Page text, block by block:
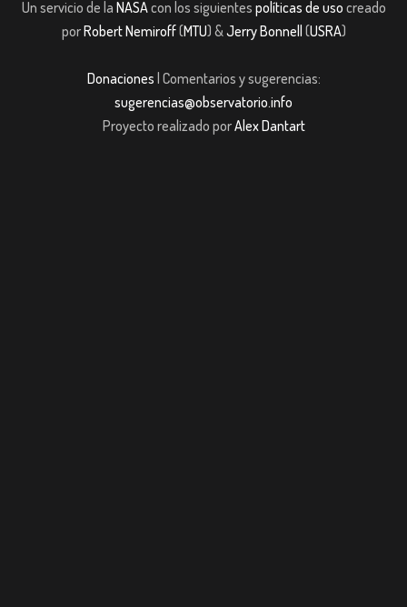
Un servicio de la NASAcon los siguientes políticas de uso creado
porRobert Nemiroff(MTU) &Jerry Bonnell (USRA)
Donaciones | Comentarios y sugerencias:
sugerencias@observatorio.info
Proyecto realizado porAlex Dantart